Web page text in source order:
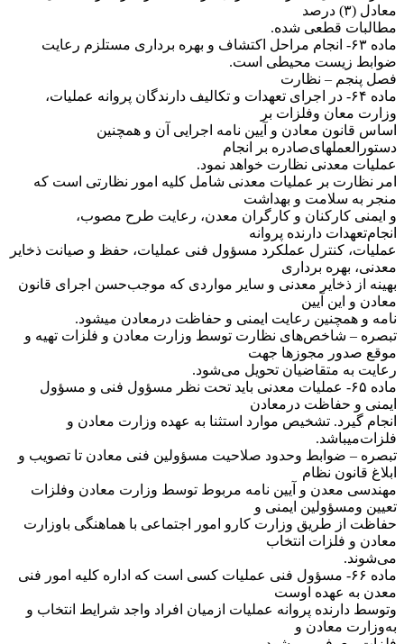
معادل (۳) درصد
مطالبات قطعی شده.
‌ماده ۶۳- انجام مراحل اکتشاف و بهره برداری مستلزم رعایت
ضوابط زیست محیطی است.
‌فصل پنجم – نظارت
‌ماده ۶۴- در اجرای تعهدات و تکالیف دارندگان پروانه عملیات،
وزارت معان وفلزات بر
اساس قانون معادن و آیین نامه اجرایی آن و همچنین
دستورالعملهای‌صادره بر انجام
عملیات معدنی نظارت خواهد نمود.
‌امر نظارت بر عملیات معدنی شامل کلیه امور نظارتی است که
منجر به سلامت و بهداشت
و ایمنی کارکنان و کارگران معدن، رعایت طرح مصوب،
انجام‌تعهدات دارنده پروانه
عملیات، کنترل عملکرد مسؤول فنی عملیات، حفظ و صیانت ذخایر
معدنی، بهره برداری
بهینه از ذخایر معدنی و سایر مواردی که موجب‌حسن اجرای قانون
معادن و این آیین
نامه و همچنین رعایت ایمنی و حفاظت درمعادن میشود.
‌تبصره – شاخص‌های نظارت توسط وزارت معادن و فلزات تهیه و
موقع صدور مجوزها جهت
رعایت به متقاضیان تحویل می‌شود.
‌ماده ۶۵- عملیات معدنی باید تحت نظر مسؤول فنی و مسؤول
ایمنی و حفاظت درمعادن
انجام گیرد. تشخیص موارد استثنا به عهده وزارت معادن و
فلزات‌میباشد.
‌تبصره – ضوابط وحدود صلاحیت مسؤولین فنی معادن تا تصویب و
ابلاغ قانون نظام
مهندسی معدن و آیین نامه مربوط توسط وزارت معادن وفلزات
تعیین و‌مسؤولین ایمنی و
حفاظت از طریق وزارت کارو امور اجتماعی با هماهنگی باوزارت
معادن و فلزات انتخاب
می‌شوند.
‌ماده ۶۶- مسؤول فنی عملیات کسی است که اداره کلیه امور فنی
معدن به عهده اوست
وتوسط دارنده پروانه عملیات ازمیان افراد واجد شرایط انتخاب و
به‌وزارت معادن و